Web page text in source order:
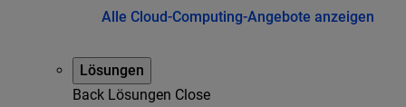
Alle Cloud-Computing-Angebote anzeigen
Lösungen
Back Lösungen Close